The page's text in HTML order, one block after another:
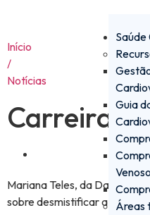
Guia
Venoso
Áreas
Início
/
Notícias
Carreiras
Mariana Teles, da Daiichi
sobre desmistificar a